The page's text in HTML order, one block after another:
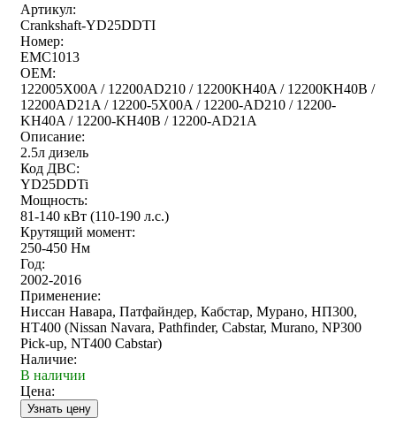
Артикул:
Crankshaft-YD25DDTI
Номер:
EMC1013
OEM:
122005X00A / 12200AD210 / 12200KH40A / 12200KH40B /
12200AD21A / 12200-5X00A / 12200-AD210 / 12200-
KH40A / 12200-KH40B / 12200-AD21A
Описание:
2.5л дизель
Код ДВС:
YD25DDTi
Мощность:
81-140 кВт (110-190 л.с.)
Крутящий момент:
250-450 Нм
Год:
2002-2016
Применение:
Ниссан Навара, Патфайндер, Кабстар, Мурано, НП300,
НТ400 (Nissan Navara, Pathfinder, Cabstar, Murano, NP300
Pick-up, NT400 Cabstar)
Наличие:
В наличии
Цена: